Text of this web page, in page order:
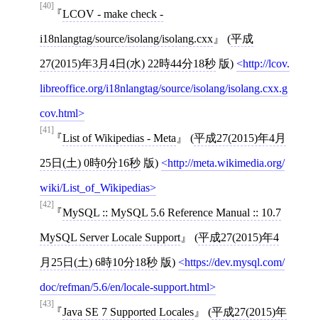
[40]
LCOV - make check -
i18nlangtag/source/isolang/isolang.cxx (平成
27(2015)年3月4日(水) 22時44分18秒 版) http://lcov.
libreoffice.org/i18nlangtag/source/isolang/isolang.cxx.g
cov.html
[41]
List of Wikipedias - Meta (平成27(2015)年4月
25日(土) 0時0分16秒 版) http://meta.wikimedia.org/
wiki/List_of_Wikipedias
[42]
MySQL :: MySQL 5.6 Reference Manual :: 10.7
MySQL Server Locale Support (平成27(2015)年4
月25日(土) 6時10分18秒 版) https://dev.mysql.com/
doc/refman/5.6/en/locale-support.html
[43]
Java SE 7 Supported Locales (平成27(2015)年